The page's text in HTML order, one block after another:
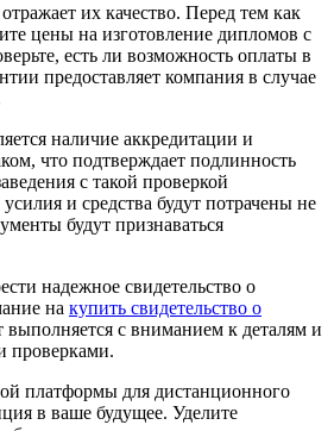
их качество. Перед тем как
цены на изготовление дипломов с
есть ли возможность оплаты в
предоставляет компания в случае
наличие аккредитации и
что подтверждает подлинность
с такой проверкой
и средства будут потрачены не
будут признаваться
надежное свидетельство о
на купить свидетельство о
выполняется с вниманием к деталям и
проверками.
платформы для дистанционного
в ваше будущее. Уделите